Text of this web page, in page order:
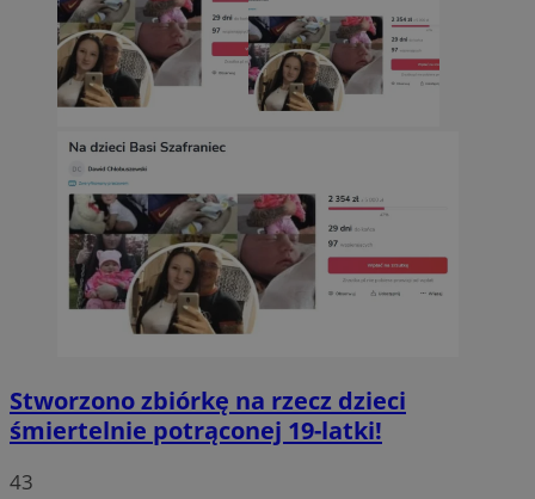
Stworzono zbiórkę na rzecz dzieci
śmiertelnie potrąconej 19-latki!
43